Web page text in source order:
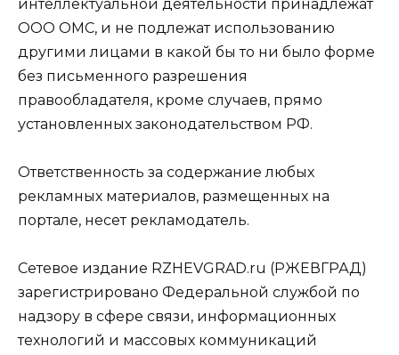
интеллектуальной деятельности принадлежат
ООО ОМС, и не подлежат использованию
другими лицами в какой бы то ни было форме
без письменного разрешения
правообладателя, кроме случаев, прямо
установленных законодательством РФ.
Ответственность за содержание любых
рекламных материалов, размещенных на
портале, несет рекламодатель.
Сетевое издание RZHEVGRAD.ru (РЖЕВГРАД)
зарегистрировано Федеральной службой по
надзору в сфере связи, информационных
технологий и массовых коммуникаций